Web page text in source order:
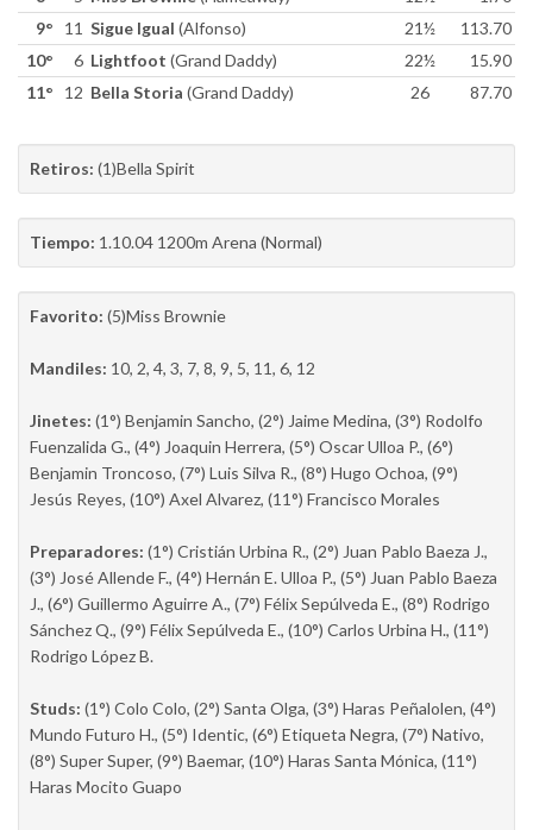
9°
11 Sigue Igual (Alfonso) 21½
113.70
10°
6 Lightfoot (Grand Daddy) 22½
15.90
11°
12 Bella Storia (Grand Daddy) 26 87.70
Retiros: (1)Bella Spirit
Tiempo: 1.10.04 1200m Arena (Normal)
Favorito: (5)Miss Brownie
Mandiles: 10, 2, 4, 3, 7, 8, 9, 5, 11, 6, 12
Jinetes: (1°) Benjamin Sancho, (2°) Jaime Medina, (3°) Rodolfo
Fuenzalida G., (4°) Joaquin Herrera, (5°) Oscar Ulloa P., (6°)
Benjamin Troncoso, (7°) Luis Silva R., (8°) Hugo Ochoa, (9°)
Jesús Reyes, (10°) Axel Alvarez, (11°) Francisco Morales
Preparadores: (1°) Cristián Urbina R., (2°) Juan Pablo Baeza J.,
(3°) José Allende F., (4°) Hernán E. Ulloa P., (5°) Juan Pablo Baeza
J., (6°) Guillermo Aguirre A., (7°) Félix Sepúlveda E., (8°) Rodrigo
Sánchez Q., (9°) Félix Sepúlveda E., (10°) Carlos Urbina H., (11°)
Rodrigo López B.
Studs: (1°) Colo Colo, (2°) Santa Olga, (3°) Haras Peñalolen, (4°)
Mundo Futuro H., (5°) Identic, (6°) Etiqueta Negra, (7°) Nativo,
(8°) Super Super, (9°) Baemar, (10°) Haras Santa Mónica, (11°)
Haras Mocito Guapo